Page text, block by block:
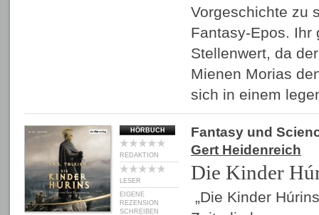
Vorgeschichte zu
Fantasy-Epos. Ihr
Stellenwert, da
Mienen Morias
sich in einem
HÖRBUCH
REDAKTION
LESER
EIGENE
REZENSION
SCHREIBEN
Fantasy und
Gert Heidenreich
Die Kinder
„Die Kinder